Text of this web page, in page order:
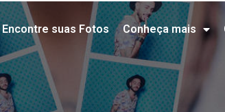
Encontre suas Fotos Conheça mais